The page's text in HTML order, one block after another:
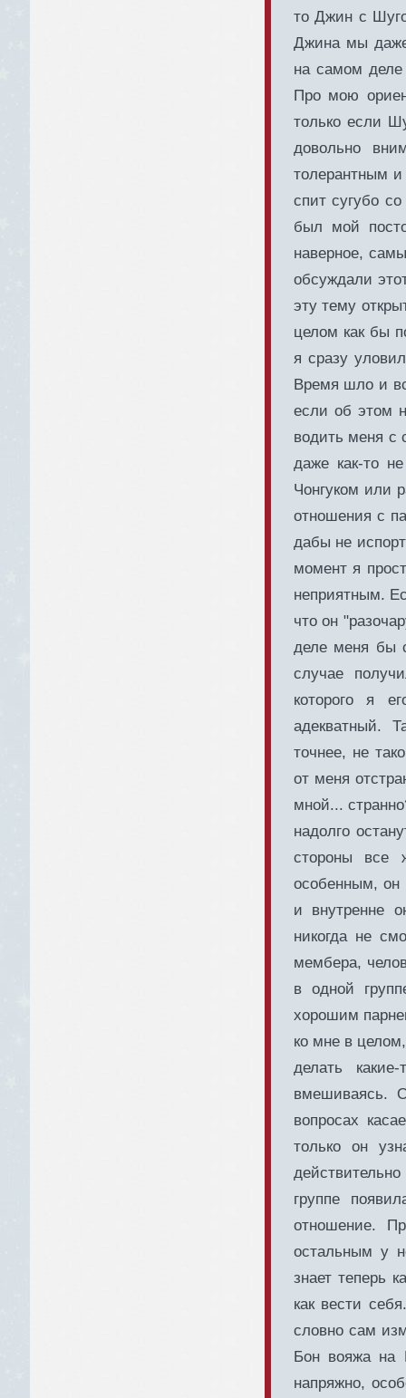
то Джин с
Джина мы даже
на самом
Про мою
только если
довольно
толерантным
спит сугубо
был мой
наверное,
обсуждали
эту тему
целом как бы
я сразу
Время шло и
если об этом
водить меня с
даже как-то
Чонгуком или
отношения с
дабы не
момент я
неприятным.
что он
деле меня бы
случае
которого я
адекватный.
точнее, не
от меня
мной...
надолго
стороны все
особенным, он
и внутренне
никогда не
мембера,
в одной
хорошим
ко мне в
делать
вмешиваясь.
вопросах
только он
группе
отношение.
остальным у
знает теперь
как вести
словно сам
Бон вояжа на
напряжно,